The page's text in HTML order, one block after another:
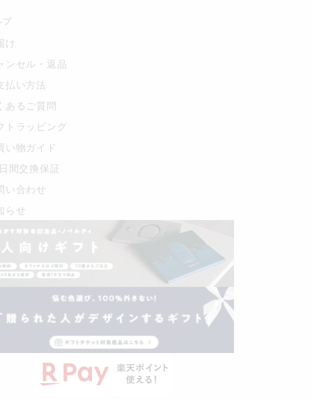
プ
け
ンセル・返品
払い方法
あるご質問
トラッピング
い物ガイド
間交換保証
い合わせ
らせ